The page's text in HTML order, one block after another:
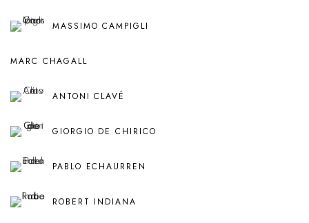
MASSIMO CAMPIGLI
MARC CHAGALL
ANTONI CLAVÉ
GIORGIO DE CHIRICO
PABLO ECHAURREN
ROBERT INDIANA